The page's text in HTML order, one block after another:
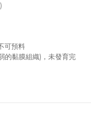
可預料
黏膜組織)，未發育完